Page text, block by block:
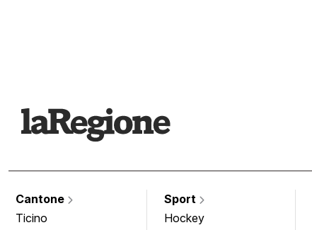
Cantone
Ticino
Sport
Hockey